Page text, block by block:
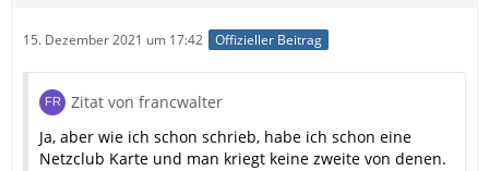
15. Dezember 2021 um 17:42 Offizieller Beitrag
Zitat von francwalter
Ja, aber wie ich schon schrieb, habe ich schon eine
Netzclub Karte und man kriegt keine zweite von denen.